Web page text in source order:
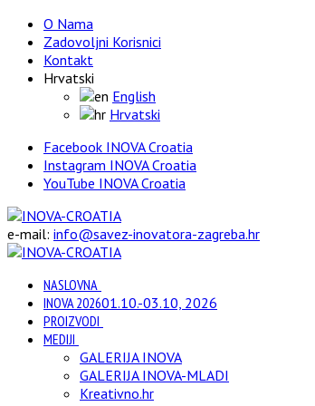
O Nama
Zadovoljni Korisnici
Kontakt
Hrvatski
English
Hrvatski
Facebook INOVA Croatia
Instagram INOVA Croatia
YouTube INOVA Croatia
e-mail: info@savez-inovatora-zagreba.hr
NASLOVNA
INOVA 202601.10.-03.10, 2026
PROIZVODI
MEDIJI
GALERIJA INOVA
GALERIJA INOVA-MLADI
Kreativno.hr